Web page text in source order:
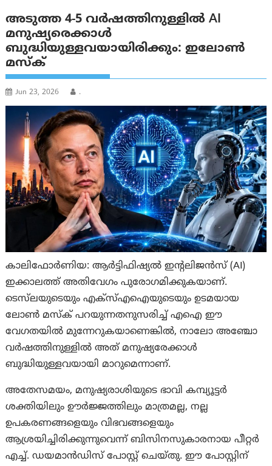
അടുത്ത 4-5 വർഷത്തിനുള്ളിൽ AI
മനുഷ്യരെക്കാൾ
ബുദ്ധിയുള്ളവയായിരിക്കും: ഇലോൺ
മസ്‌ക്
Jun 23, 2026 .
കാലിഫോര്‍ണിയ: ആർട്ടിഫിഷ്യൽ ഇന്റലിജൻസ് (AI)
ഇക്കാലത്ത് അതിവേഗം പുരോഗമിക്കുകയാണ്.
ടെസ്‌ലയുടെയും എക്‌സ്‌എഐയുടെയും ഉടമയായ
ലോൺ മസ്‌ക് പറയുന്നതനുസരിച്ച് എഐ ഈ
വേഗതയിൽ മുന്നേറുകയാണെങ്കിൽ, നാലോ അഞ്ചോ
വർഷത്തിനുള്ളിൽ അത് മനുഷ്യരേക്കാൾ
ബുദ്ധിയുള്ളവയായി മാറുമെന്നാണ്.
അതേസമയം, മനുഷ്യരാശിയുടെ ഭാവി കമ്പ്യൂട്ടർ
ശക്തിയിലും ഊർജ്ജത്തിലും മാത്രമല്ല, നല്ല
ഉപകരണങ്ങളെയും വിഭവങ്ങളെയും
ആശ്രയിച്ചിരിക്കുന്നുവെന്ന് ബിസിനസുകാരനായ പീറ്റർ
എച്ച്. ഡയമാൻഡിസ് പോസ്റ്റ് ചെയ്തു. ഈ പോസ്റ്റിന്